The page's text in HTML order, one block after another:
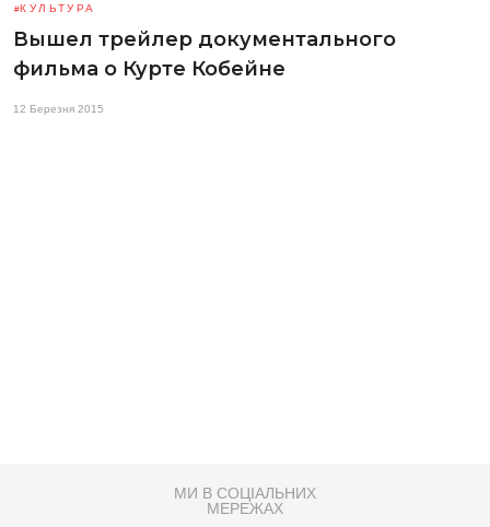
КУЛЬТУРА
Вышел трейлер документального
фильма о Курте Кобейне
12 Березня 2015
МИ В СОЦІАЛЬНИХ
МЕРЕЖАХ